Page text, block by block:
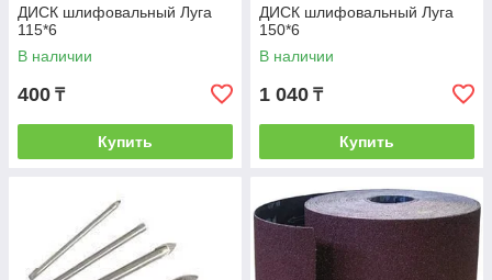
ДИСК шлифовальный Луга
115*6
В наличии
400 ₸
Купить
ДИСК шлифовальный Луга
150*6
В наличии
1 040 ₸
Купить